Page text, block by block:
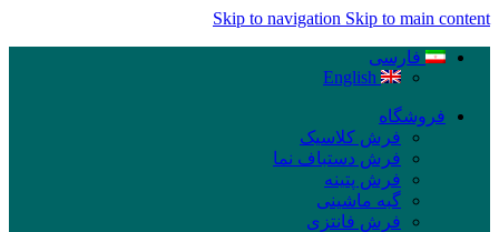
Skip to navigation Skip to main content
فارسی
English
فروشگاه
فرش کلاسیک
فرش دستباف نما
فرش پتینه
گبه ماشینی
فرش فانتزی